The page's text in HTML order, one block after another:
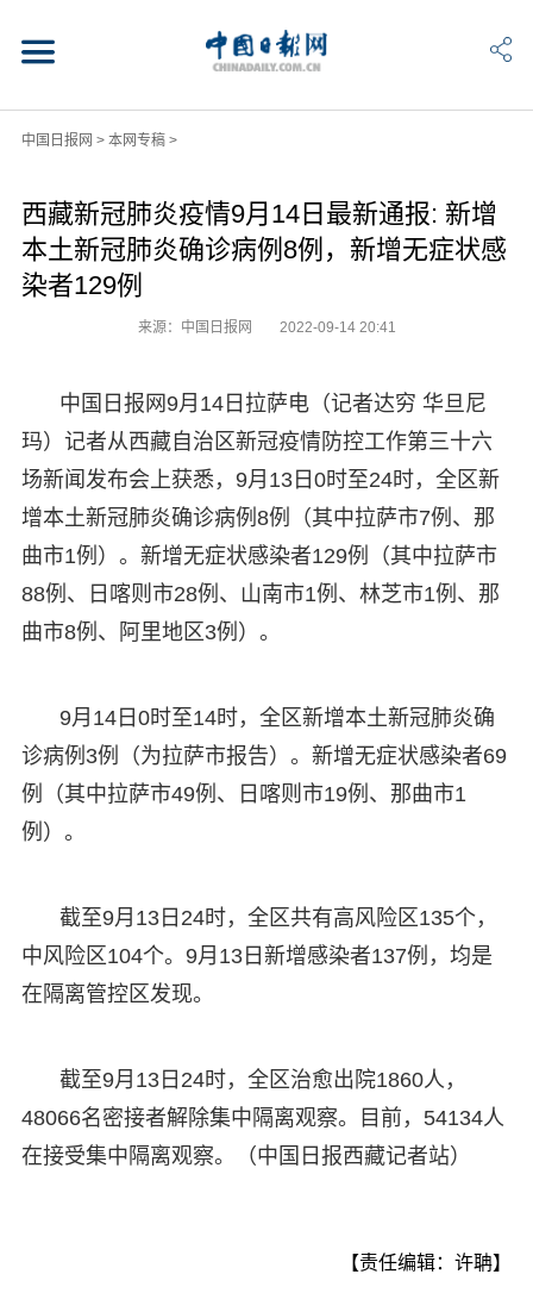
中国日报网 > 本网专稿>
西藏新冠肺炎疫情9月14日最新通报: 新增
本土新冠肺炎确诊病例8例，新增无症状感
染者129例
来源：中国日报网 2022-09-14 20:41
中国日报网9月14日拉萨电（记者达穷 华旦尼
玛）记者从西藏自治区新冠疫情防控工作第三十六
场新闻发布会上获悉，9月13日0时至24时，全区新
增本土新冠肺炎确诊病例8例（其中拉萨市7例、那
曲市1例）。新增无症状感染者129例（其中拉萨市
88例、日喀则市28例、山南市1例、林芝市1例、那
曲市8例、阿里地区3例）。
9月14日0时至14时，全区新增本土新冠肺炎确
诊病例3例（为拉萨市报告）。新增无症状感染者69
例（其中拉萨市49例、日喀则市19例、那曲市1
例）。
截至9月13日24时，全区共有高风险区135个，
中风险区104个。9月13日新增感染者137例，均是
在隔离管控区发现。
截至9月13日24时，全区治愈出院1860人，
48066名密接者解除集中隔离观察。目前，54134人
在接受集中隔离观察。（中国日报西藏记者站）
【责任编辑：许聃】